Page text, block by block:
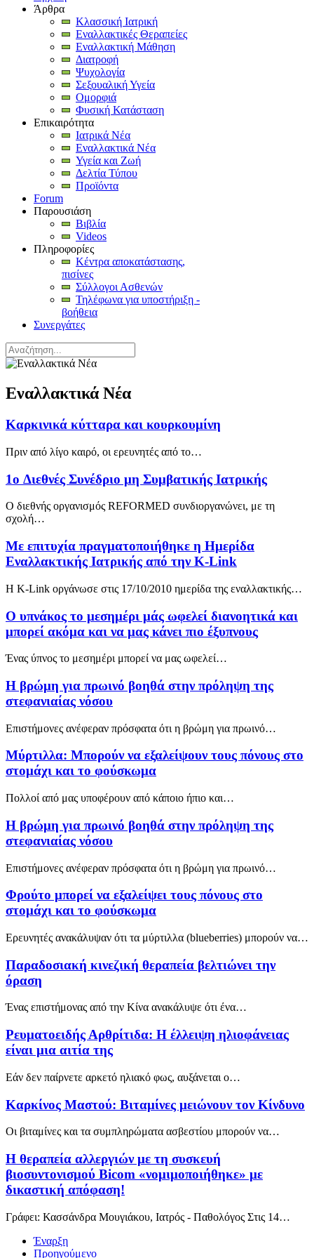
Άρθρα
Κλασσική Ιατρική
Εναλλακτικές Θεραπείες
Εναλλακτική Μάθηση
Διατροφή
Ψυχολογία
Σεξουαλική Υγεία
Ομορφιά
Φυσική Κατάσταση
Επικαιρότητα
Ιατρικά Νέα
Εναλλακτικά Νέα
Υγεία και Ζωή
Δελτία Τύπου
Προϊόντα
Forum
Παρουσιάση
Βιβλία
Videos
Πληροφορίες
Κέντρα αποκατάστασης,
πισίνες
Σύλλογοι Ασθενών
Τηλέφωνα για υποστήριξη -
βοήθεια
Συνεργάτες
Εναλλακτικά Νέα
Καρκινικά κύτταρα και κουρκουμίνη
Πριν από λίγο καιρό, οι ερευνητές από το…
1o Διεθνές Συνέδριο μη Συμβατικής Ιατρικής
Ο διεθνής οργανισμός REFORMED συνδιοργανώνει, με τη
σχολή…
Με επιτυχία πραγματοποιήθηκε η Ημερίδα
Εναλλακτικής Ιατρικής από την K-Link
Η K-Link οργάνωσε στις 17/10/2010 ημερίδα της εναλλακτικής…
Ο υπνάκος το μεσημέρι μάς ωφελεί διανοητικά και
μπορεί ακόμα και να μας κάνει πιο έξυπνους
Ένας ύπνος το μεσημέρι μπορεί να μας ωφελεί…
Η βρώμη για πρωινό βοηθά στην πρόληψη της
στεφανιαίας νόσου
Επιστήμονες ανέφεραν πρόσφατα ότι η βρώμη για πρωινό…
Μύρτιλλα: Μπορούν να εξαλείψουν τους πόνους στο
στομάχι και το φούσκωμα
Πολλοί από μας υποφέρουν από κάποιο ήπιο και…
Η βρώμη για πρωινό βοηθά στην πρόληψη της
στεφανιαίας νόσου
Επιστήμονες ανέφεραν πρόσφατα ότι η βρώμη για πρωινό…
Φρούτο μπορεί να εξαλείψει τους πόνους στο
στομάχι και το φούσκωμα
Ερευνητές ανακάλυψαν ότι τα μύρτιλλα (blueberries) μπορούν να…
Παραδοσιακή κινεζική θεραπεία βελτιώνει την
όραση
Ένας επιστήμονας από την Κίνα ανακάλυψε ότι ένα…
Ρευματοειδής Αρθρίτιδα: Η έλλειψη ηλιοφάνειας
είναι μια αιτία της
Εάν δεν παίρνετε αρκετό ηλιακό φως, αυξάνεται ο…
Καρκίνος Μαστού: Βιταμίνες μειώνουν τον Κίνδυνο
Οι βιταμίνες και τα συμπληρώματα ασβεστίου μπορούν να…
Η θεραπεία αλλεργιών με τη συσκευή
βιοσυντονισμού Bicom «νομιμοποιήθηκε» με
δικαστική απόφαση!
Γράφει: Κασσάνδρα Μουγιάκου, Ιατρός - Παθολόγος Στις 14…
Έναρξη
Προηγούμενο